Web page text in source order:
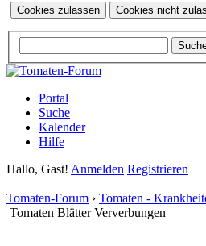
Portal
Suche
Kalender
Hilfe
Hallo, Gast! Anmelden Registrieren
Tomaten-Forum › Tomaten -
Tomaten Blätter Ververbungen